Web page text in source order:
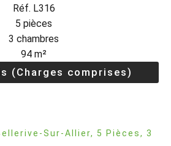
Réf. L316
5 pièces
3 chambres
94 m²
(Charges comprises)
Sur-Allier, 5 Pièces, 3